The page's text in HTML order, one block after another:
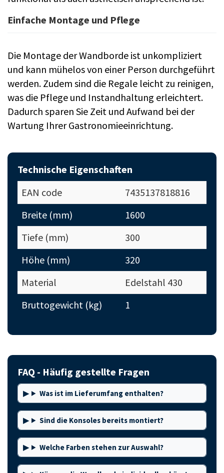
Einfache Montage und Pflege
Die Montage der Wandborde ist unkompliziert
und kann mühelos von einer Person durchgeführt
werden. Zudem sind die Regale leicht zu reinigen,
was die Pflege und Instandhaltung erleichtert.
Dadurch sparen Sie Zeit und Aufwand bei der
Wartung Ihrer Gastronomieeinrichtung.
Technische Eigenschaften
EAN code
7435137818816
Breite (mm)
1600
Tiefe (mm)
300
Höhe (mm)
320
Material
Edelstahl 430
Bruttogewicht (kg)
1
FAQ - Häufig gestellte Fragen
Was ist im Lieferumfang enthalten?
Sind die Konsoles bereits montiert?
Welche Farben stehen zur Auswahl?